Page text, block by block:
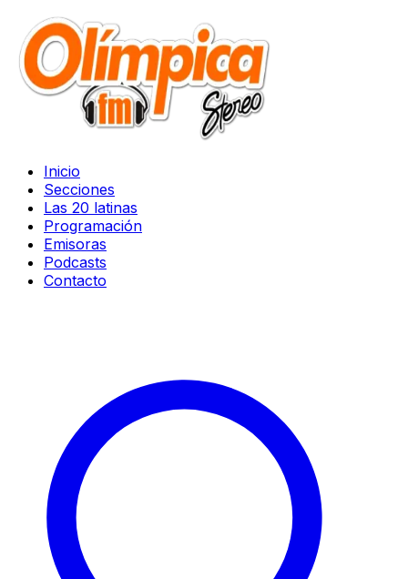
Inicio
Secciones
Las 20 latinas
Programación
Emisoras
Podcasts
Contacto